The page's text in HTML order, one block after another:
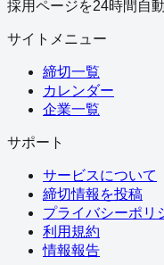
採用ページを24時間自
サイトメニュー
締切一覧
カレンダー
企業一覧
サポート
サービスについて
締切情報を投稿
プライバシーポリ
利用規約
情報報告